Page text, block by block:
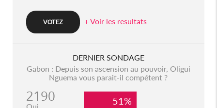
+ Voir les resultats
DERNIER SONDAGE
Gabon : Depuis son ascension au pouvoir, Oligui
Nguema vous parait-il compétent ?
2190 51%